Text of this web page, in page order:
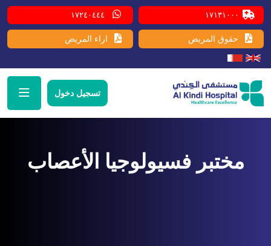
١٧١٣١٠٠٠ ١٧٢٤٠٤٤٤
حقوق المريض اراء المريض
تسجيل دخول
مختبر فسيولوجيا الأعصاب